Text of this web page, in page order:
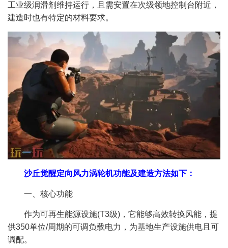
工业级润滑剂维持运行，且需安置在次级领地控制台附近，
建造时也有特定的材料要求。​
沙丘觉醒定向风力涡轮机功能及建造方法如下：​
一、核心功能
作为可再生能源设施(T3级)，它能够高效转换风能，提
供350单位/周期的可调负载电力，为基地生产设施供电且可
调配。​